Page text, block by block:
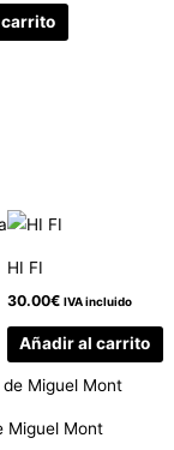
HI FI
30.00€ IVA incluido
Añadir al carrito
Miguel Mont